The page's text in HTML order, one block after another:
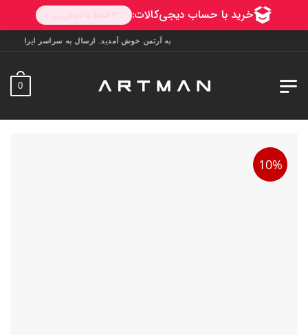
به آرتمن خوش آمدید. ارسال به سراسر ایران. 7 روز فرصت تست در منزل. 1 سال خدمات پس از فروش.
0
10%